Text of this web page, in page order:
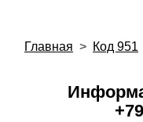
Главная > Код 951